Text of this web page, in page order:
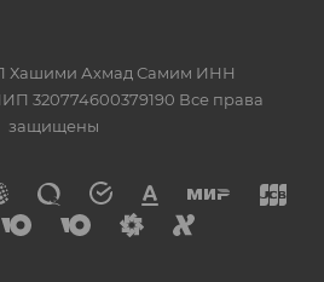
Хашими Ахмад Самим ИНН
320774600379190 Все права
защищены